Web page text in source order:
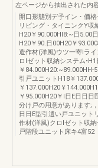
左ページから抽出された内
開口形態別デ予イン・価
リビング・タイニンクY収
H20￥90.000HI8:~日5.00
H20￥90.日00H20￥
造作材(洋風)ウツ一寄lラ
ロlゼット収納システム
￥84.000H20:~89.000HH-
引戸ユニットH18￥
￥137.000H20￥
￥95.000H20￥l日E日日日
分け戸の用意があります;
日日E型引遣い戸ユニット
作材(洋風)クロlゼット収
戸階段ユニット床キ4富52